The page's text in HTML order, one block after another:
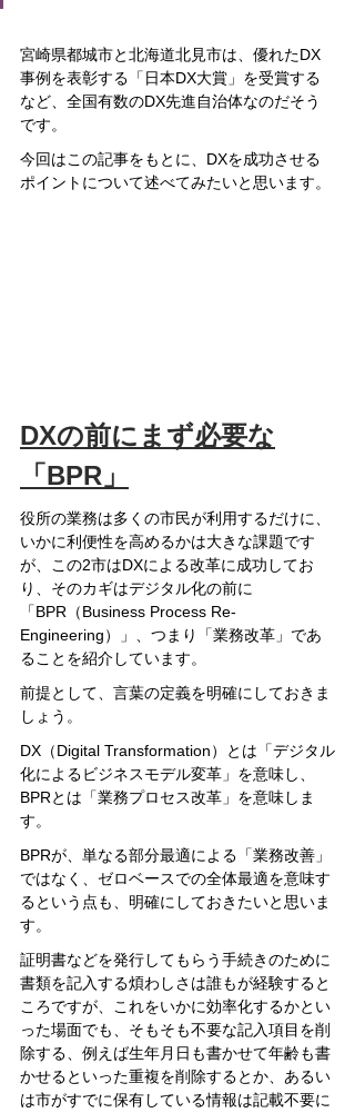
宮崎県都城市と北海道北見市は、優れたDX
事例を表彰する「日本DX大賞」を受賞する
など、全国有数のDX先進自治体なのだそう
です。
今回はこの記事をもとに、DXを成功させる
ポイントについて述べてみたいと思います。
DXの前にまず必要な
「BPR」
役所の業務は多くの市民が利用するだけに、
いかに利便性を高めるかは大きな課題です
が、この2市はDXによる改革に成功してお
り、そのカギはデジタル化の前に
「BPR（Business Process Re-
Engineering）」、つまり「業務改革」であ
ることを紹介しています。
前提として、言葉の定義を明確にしておきま
しょう。
DX（Digital Transformation）とは「デジタル
化によるビジネスモデル変革」を意味し、
BPRとは「業務プロセス改革」を意味しま
す。
BPRが、単なる部分最適による「業務改善」
ではなく、ゼロベースでの全体最適を意味す
るという点も、明確にしておきたいと思いま
す。
証明書などを発行してもらう手続きのために
書類を記入する煩わしさは誰もが経験すると
ころですが、これをいかに効率化するかとい
った場面でも、そもそも不要な記入項目を削
除する、例えば生年月日も書かせて年齢も書
かせるといった重複を削除するとか、あるい
は市がすでに保有している情報は記載不要に